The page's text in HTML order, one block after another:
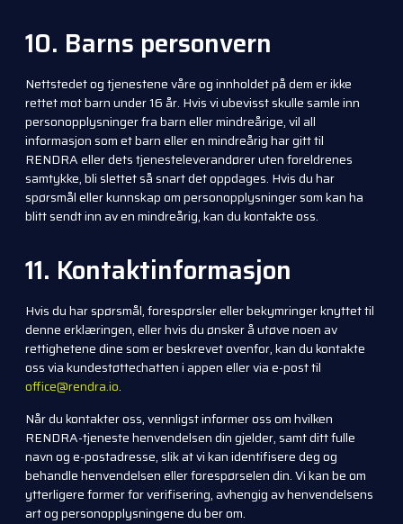
10. Barns personvern
Nettstedet og tjenestene våre og innholdet på dem er ikke
rettet mot barn under 16 år. Hvis vi ubevisst skulle samle inn
personopplysninger fra barn eller mindreårige, vil all
informasjon som et barn eller en mindreårig har gitt til
RENDRA eller dets tjenesteleverandører uten foreldrenes
samtykke, bli slettet så snart det oppdages. Hvis du har
spørsmål eller kunnskap om personopplysninger som kan ha
blitt sendt inn av en mindreårig, kan du kontakte oss.
11. Kontaktinformasjon
Hvis du har spørsmål, forespørsler eller bekymringer knyttet til
denne erklæringen, eller hvis du ønsker å utøve noen av
rettighetene dine som er beskrevet ovenfor, kan du kontakte
oss via kundestøttechatten i appen eller via e-post til
office@rendra.io.
Når du kontakter oss, vennligst informer oss om hvilken
RENDRA-tjeneste henvendelsen din gjelder, samt ditt fulle
navn og e-postadresse, slik at vi kan identifisere deg og
behandle henvendelsen eller forespørselen din. Vi kan be om
ytterligere former for verifisering, avhengig av henvendelsens
art og personopplysningene du ber om.